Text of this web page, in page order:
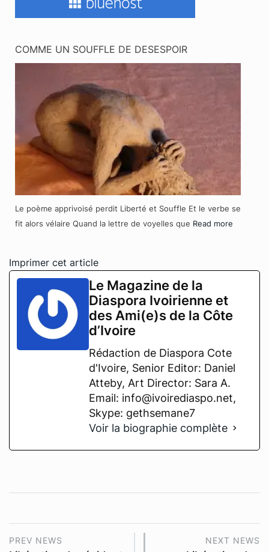
COMME UN SOUFFLE DE DESESPOIR
Le poème apprivoisé perdit Liberté et Souffle Et le verbe se
fit alors vélaire Quand la lettre de voyelles que Read more
Imprimer cet article
Le Magazine de la
Diaspora Ivoirienne et
des Ami(e)s de la Côte
d’Ivoire
Rédaction de Diaspora Cote
d'Ivoire, Senior Editor: Daniel
Atteby, Art Director: Sara A.
Email: info@ivoirediaspo.net,
Skype: gethsemane7
Voir la biographie complète
PREV NEWS NEXT NEWS